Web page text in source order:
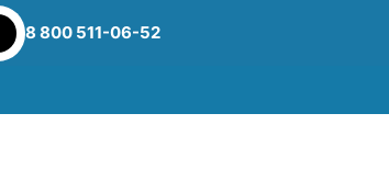
8 800 511-06-52